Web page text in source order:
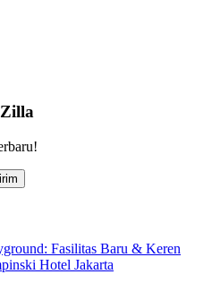
Fasilitas Baru & Keren
Hotel Jakarta